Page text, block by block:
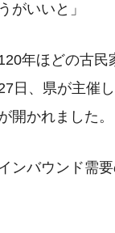
がいいと」
年ほどの古民
日、県が主催し
開かれました。
ンバウンド需